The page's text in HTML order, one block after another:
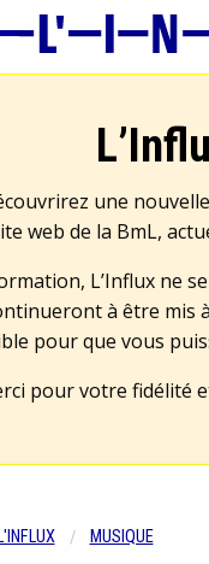
une
web de la BmL,
L’Influx ne
à être mis
pour que vous
pour votre fidélité
L'INFLUX MUSIQUE